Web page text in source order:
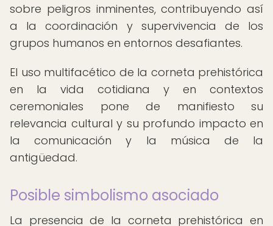
sobre peligros inminentes, contribuyendo así
a la coordinación y supervivencia de los
grupos humanos en entornos desafiantes.
El uso multifacético de la corneta prehistórica
en la vida cotidiana y en contextos
ceremoniales pone de manifiesto su
relevancia cultural y su profundo impacto en
la comunicación y la música de la
antigüedad.
Posible simbolismo asociado
La presencia de la corneta prehistórica en